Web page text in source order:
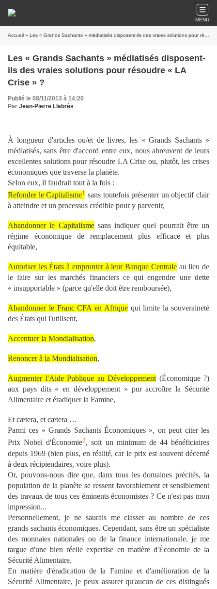
MENU
Accueil » Les « Grands Sachants » médiatisés disposent-ils des vraies solutions pour résoudre « LA Crise » ?
Les « Grands Sachants » médiatisés disposent-
ils des vraies solutions pour résoudre « LA
Crise » ?
Publié le 08/11/2013 à 14:20
Par Jean-Pierre Llabrés
À longueur d'articles ou/et de livres, les « Grands Sachants »
médiatisés, sans être d'accord entre eux, nous abreuvent de leurs
excellentes solutions pour résoudre LA Crise ou, plutôt, les crises
économiques que traverse la planète.
Selon eux, il faudrait tout à la fois :
Refonder le Capitalisme1 sans toutefois présenter un objectif clair
à atteindre et un processus crédible pour y parvenir,
Abandonner le Capitalismesans indiquer quel pourrait être un
régime économique de remplacement plus efficace et plus
équitable,
Autoriser les États à emprunter à leur Banque Centraleau lieu de
le faire sur les marchés financiers ce qui engendre une dette
« insupportable » (parce qu'elle doit être remboursée),
Abandonner le Franc CFA en Afriquequi limite la souveraineté
des États qui l'utilisent,
Accentuer la Mondialisation,
Renoncer à la Mondialisation,
Augmenter l'Aide Publique au Développement (Économique ?)
aux pays dits « en développement » pur accroître la Sécurité
Alimentaire et éradiquer la Famine,
Et cætera, et cætera …
Parmi ces « Grands Sachants Économiques », on peut citer les
Prix Nobel d'Économie2, soit un minimum de 44 bénéficiaires
depuis 1969 (bien plus, en réalité, car le prix est souvent décerné
à deux récipiendaires, voire plus).
Or, pouvons-nous dire que, dans tous les domaines précités, la
population de la planète se ressent favorablement et sensiblement
des travaux de tous ces éminents économistes ? Ce n'est pas mon
impression...
Personnellement, je ne saurais me classer au nombre de ces
grands sachants économiques. Cependant, sans être un spécialiste
des monnaies nationales ou de la finance internationale, je me
targue d'une bien réelle expertise en matière d'Économie de la
Sécurité Alimentaire.
En matière d'éradication de la Famine et d'amélioration de la
Sécurité Alimentaire, je peux assurer qu'aucun de ces distingués